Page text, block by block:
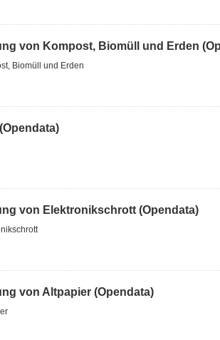
von Kompost, Biomüll und Erden
Biomüll und Erden
von Elektronikschrott (Opendata)
von Altpapier (Opendata)